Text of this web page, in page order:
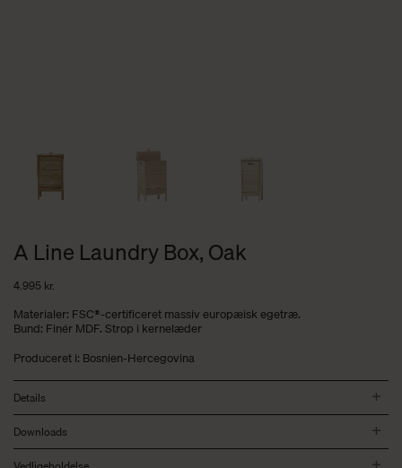
A Line Laundry Box, Oak
4.995 kr.
Materialer: FSC®-certificeret massiv europæisk egetræ.
Bund: Finér MDF. Strop i kernelæder
Produceret i: Bosnien-Hercegovina
Details
Downloads